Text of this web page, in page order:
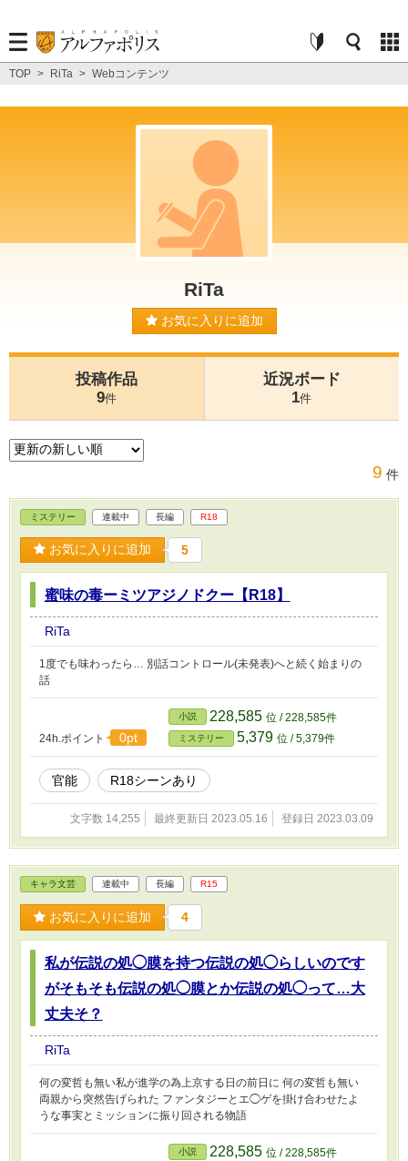
TOP > RiTa > Webコンテンツ
RiTa
お気に入りに追加
投稿作品
9件
近況ボード
1件
9 件
ミステリー 連載中 長編 R18
お気に入りに追加 5
蜜味の毒ーミツアジノドクー【R18】
RiTa
1度でも味わったら… 別話コントロール(未発表)へと続く始まりの
話
24h.ポイント 0pt
小説 228,585 位 / 228,585件
ミステリー 5,379 位 / 5,379件
官能 R18シーンあり
文字数 14,255 最終更新日 2023.05.16 登録日 2023.03.09
キャラ文芸 連載中 長編 R15
お気に入りに追加 4
私が伝説の処◯膜を持つ伝説の処◯らしいのです
がそもそも伝説の処◯膜とか伝説の処◯って…大
丈夫そ？
RiTa
何の変哲も無い私が進学の為上京する日の前日に 何の変哲も無い
両親から突然告げられた ファンタジーとエ◯ゲを掛け合わせたよ
うな事実とミッションに振り回される物語
小説 228,585 位 / 228,585件